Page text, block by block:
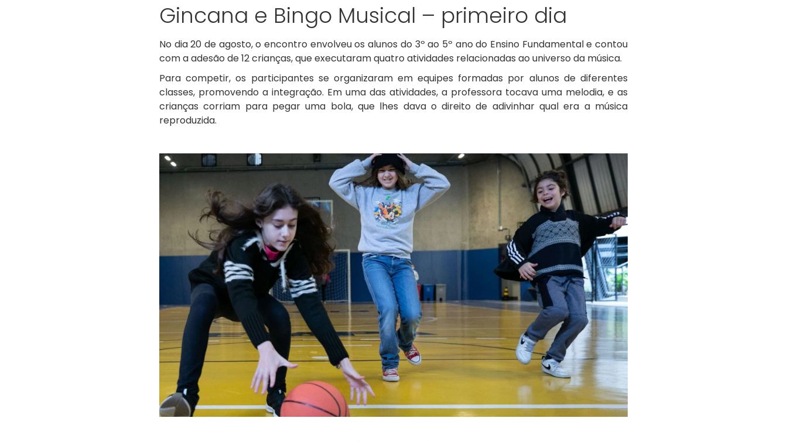
Gincana e Bingo Musical – primeiro dia
No dia 20 de agosto, o encontro envolveu os alunos do 3º ao 5º ano do Ensino Fundamental e contou
com a adesão de 12 crianças, que executaram quatro atividades relacionadas ao universo da música.
Para competir, os participantes se organizaram em equipes formadas por alunos de diferentes
classes, promovendo a integração. Em uma das atividades, a professora tocava uma melodia, e as
crianças corriam para pegar uma bola, que lhes dava o direito de adivinhar qual era a música
reproduzida.